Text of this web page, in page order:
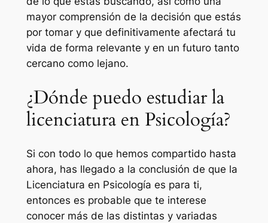
mayor comprensión de la decisión que estás
por tomar y que definitivamente afectará tu
vida de forma relevante y en un futuro tanto
cercano como lejano.
¿Dónde puedo estudiar la
licenciatura en Psicología?
Si con todo lo que hemos compartido hasta
ahora, has llegado a la conclusión de que la
Licenciatura en Psicología es para ti,
entonces es probable que te interese
conocer más de las distintas y variadas